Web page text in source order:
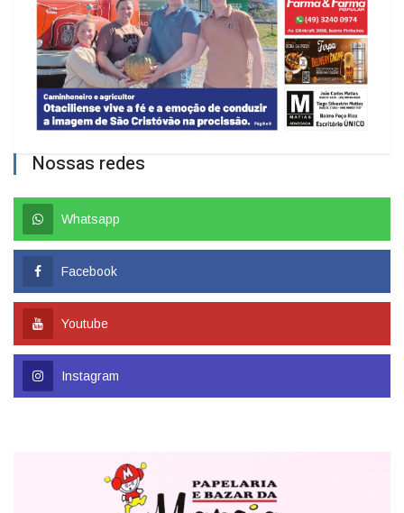
Nossas redes
Whatsapp
Facebook
Youtube
Instagram